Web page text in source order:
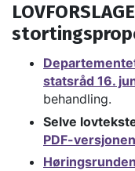
statsråd 16.
behandling.​​​​​
Selve
PDF-